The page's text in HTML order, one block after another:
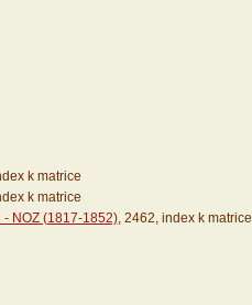
k matrice
k matrice
- NOZ (1817-1852), 2462, index k matrice